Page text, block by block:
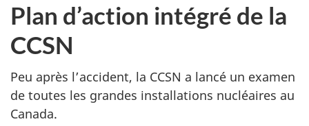
Plan d’action intégré de la
CCSN
Peu après l’accident, la CCSN a lancé un examen
de toutes les grandes installations nucléaires au
Canada.